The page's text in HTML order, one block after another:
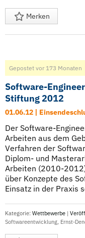
Merken
Gepostet vor 173 Monaten
Software-
Stiftung 2012
01.06.12 |
Der Software-
Arbeiten aus dem
Verfahren der
Diplom- und
Arbeiten (2010-
über Konzepte des
Einsatz in der Praxis
Kategorie: Wettbewerbe |
Softwareentwicklung, Ernst-